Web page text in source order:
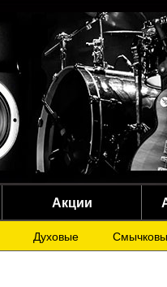
Акции
Духовые